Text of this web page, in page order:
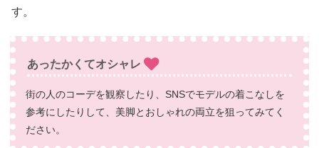
す。
あったかくてオシャレ
街の人のコーデを観察したり、SNSでモデルの着こなしを
参考にしたりして、美脚とおしゃれの両立を狙ってみてく
ださい。